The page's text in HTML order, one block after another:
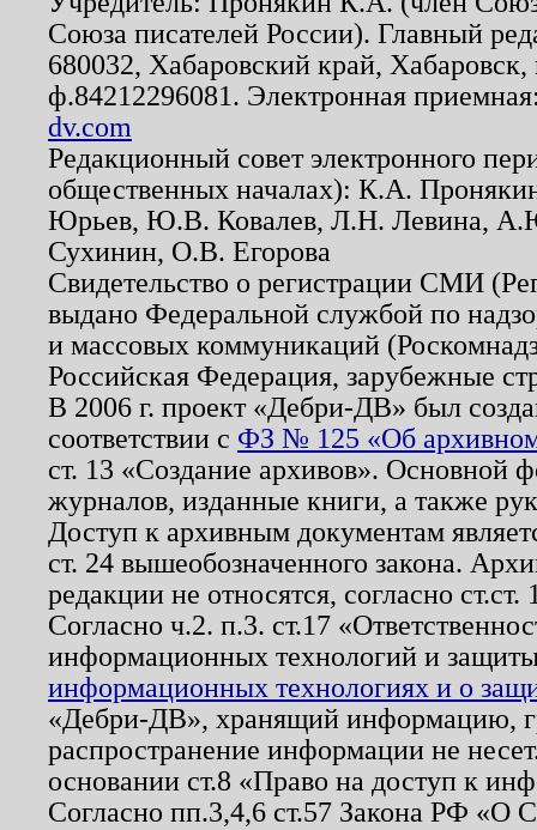
Союза писателей России). Главный
680032, Хабаровский край,
ф.84212296081. Электронная
dv.com
Редакционный совет электронного
общественных началах): К.А.
Юрьев, Ю.В. Ковалев, Л.Н. Левина,
Сухинин, О.В. Егорова
Свидетельство о регистрации СМИ
выдано Федеральной службой по
и массовых коммуникаций
Российская Федерация, зарубежные
В 2006 г. проект «Дебри-ДВ» был
соответствии с ФЗ № 125 «Об
ст. 13 «Создание архивов». Основной
журналов, изданные книги, а также
Доступ к архивным документам
ст. 24 вышеобозначенного закона.
редакции не относятся, согласно
Согласно ч.2. п.3. ст.17
информационных технологий и
информационных технологиях и о
«Дебри-ДВ», хранящий информацию,
распространение информации не
основании ст.8 «Право на доступ к
Согласно пп.3,4,6 ст.57 Закона РФ «О